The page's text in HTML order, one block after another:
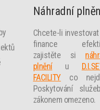
Náhradní
Chcete-li
finance
zajistěte si
plněníu
FACILITY co
Poskytování
zákonem omezeno.